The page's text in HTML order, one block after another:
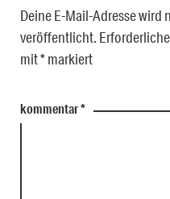
Deine E-Mail-Adresse wird
veröffentlicht.
mit*markiert
kommentar*